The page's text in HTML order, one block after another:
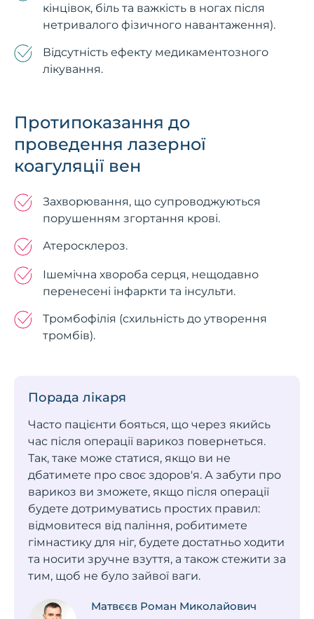
кінцівок, біль та важкість в ногах після
нетривалого фізичного навантаження).
Відсутність ефекту медикаментозного
лікування.
Протипоказання до
проведення лазерної
коагуляції вен
Захворювання, що супроводжуються
порушенням згортання крові.
Атеросклероз.
Ішемічна хвороба серця, нещодавно
перенесені інфаркти та інсульти.
Тромбофілія (схильність до утворення
тромбів).
Порада лікаря
Часто пацієнти бояться, що через якийсь
час після операції варикоз повернеться.
Так, таке може статися, якщо ви не
дбатимете про своє здоров'я. А забути про
варикоз ви зможете, якщо після операції
будете дотримуватись простих правил:
відмовитеся від паління, робитимете
гімнастику для ніг, будете достатньо ходити
та носити зручне взуття, а також стежити за
тим, щоб не було зайвої ваги.
Матвєєв Роман Миколайович